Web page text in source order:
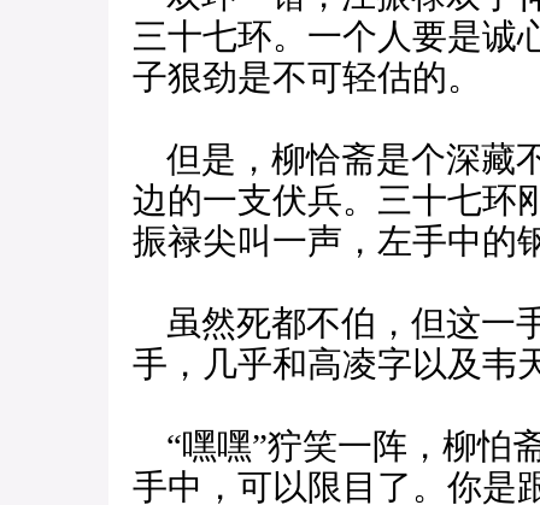
三十七环。一个人要是诚
子狠劲是不可轻估的。
但是，柳恰斋是个深藏
边的一支伏兵。三十七环
振禄尖叫一声，左手中的
虽然死都不伯，但这一
手，几乎和高凌字以及韦
“嘿嘿”狞笑一阵，柳怕
手中，可以限目了。你是